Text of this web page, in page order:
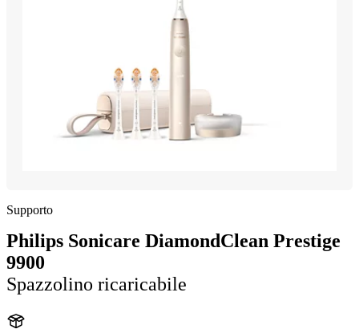
Supporto
Philips Sonicare DiamondClean Prestige
9900
Spazzolino ricaricabile